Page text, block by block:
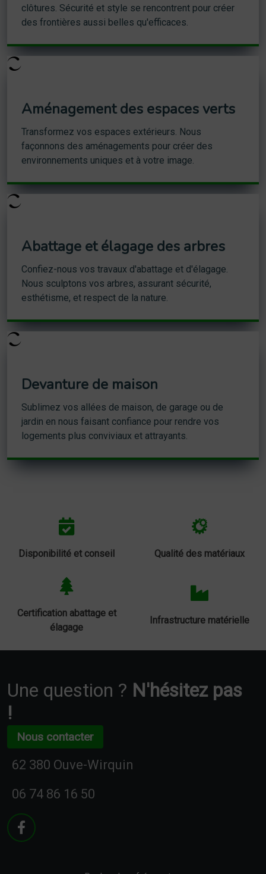
clôtures. Sécurité et style se rencontrent pour créer
des frontières aussi belles qu'efficaces.
Aménagement des espaces verts
Transformez vos espaces extérieurs. Nous
façonnons des aménagements pour créer des
environnements uniques et à votre image.
Abattage et élagage des arbres
Confiez-nous vos travaux d'abattage et d'élagage.
Nous sculptons vos arbres, assurant sécurité,
esthétisme, et respect de la nature.
Devanture de maison
Sublimez vos allées de maison, de garage ou de
jardin en nous faisant confiance pour rendre vos
logements plus conviviaux et attrayants.
Disponibilité et conseil Qualité des matériaux
Certification abattage et
élagage
Infrastructure matérielle
Une question ? N'hésitez pas
!
Nous contacter
62 380 Ouve-Wirquin
06 74 86 16 50